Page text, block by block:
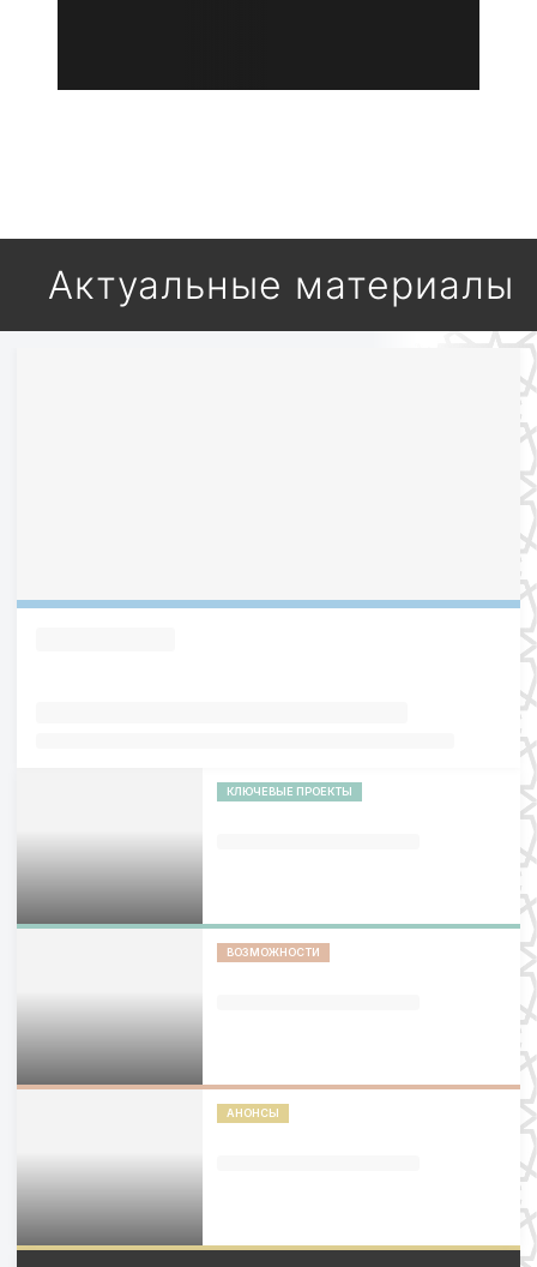
Актуальные материалы
КЛЮЧЕВЫЕ ПРОЕКТЫ
ВОЗМОЖНОСТИ
АНОНСЫ